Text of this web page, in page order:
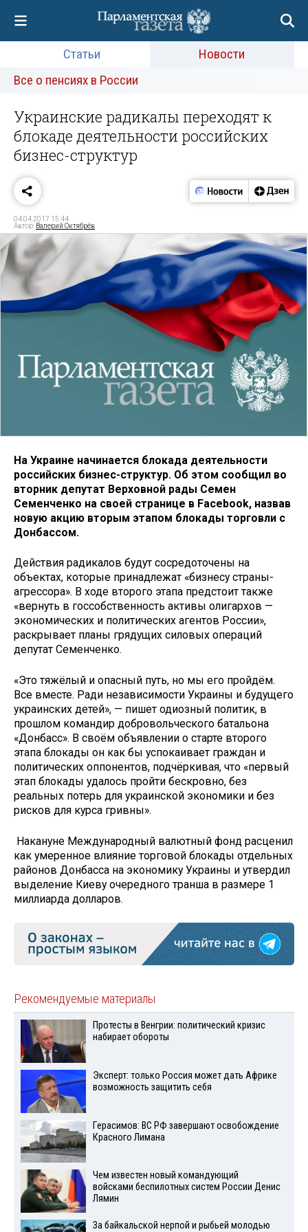
Статьи
Новости
Все о пенсиях в России
Украинские радикалы переходят к
блокаде деятельности российских
бизнес-структур
04.04.2017 15:44
Автор: Валерий Октябрёв
На Украине начинается блокада деятельности
российских бизнес-структур. Об этом сообщил во
вторник депутат Верховной рады Семен
Семенченко на своей странице в Facebook, назвав
новую акцию вторым этапом блокады торговли с
Донбассом.
Действия радикалов будут сосредоточены на
объектах, которые принадлежат «бизнесу страны-
агрессора». В ходе второго этапа предстоит также
«вернуть в госсобственность активы олигархов —
экономических и политических агентов России»,
раскрывает планы грядущих силовых операций
депутат Семенченко.
«Это тяжёлый и опасный путь, но мы его пройдём.
Все вместе. Ради независимости Украины и будущего
украинских детей», — пишет одиозный политик, в
прошлом командир добровольческого батальона
«Донбасс». В своём объявлении о старте второго
этапа блокады он как бы успокаивает граждан и
политических оппонентов, подчёркивая, что «первый
этап блокады удалось пройти бескровно, без
реальных потерь для украинской экономики и без
рисков для курса гривны».
Накануне Международный валютный фонд расценил
как умеренное влияние торговой блокады отдельных
районов Донбасса на экономику Украины и утвердил
выделение Киеву очередного транша в размере 1
миллиарда долларов.
Рекомендуемые материалы
Протесты в Венгрии: политический кризис
набирает обороты
Эксперт: только Россия может дать Африке
возможность защитить себя
Герасимов: ВС РФ завершают освобождение
Красного Лимана
Чем известен новый командующий
войсками беспилотных систем России Денис
Лямин
За байкальской нерпой и рыбьей молодью